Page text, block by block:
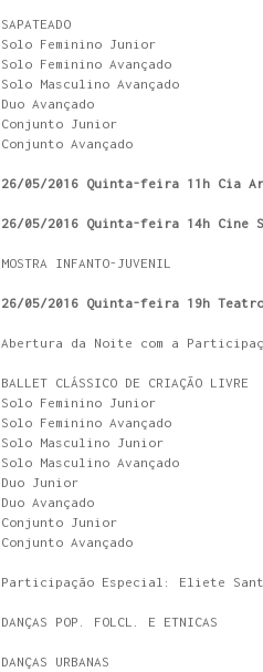
SAPATEADO
Solo Feminino Junior
Solo Feminino Avançado
Solo Masculino Avançado
Duo Avançado
Conjunto Junior
Conjunto Avançado
26/05/2016 Quinta-feira 11h Cia
26/05/2016 Quinta-feira 14h Cine
MOSTRA INFANTO-JUVENIL
26/05/2016 Quinta-feira 19h
Abertura da Noite com a
BALLET CLÁSSICO DE CRIAÇÃO LIVRE
Solo Feminino Junior
Solo Feminino Avançado
Solo Masculino Junior
Solo Masculino Avançado
Duo Junior
Duo Avançado
Conjunto Junior
Conjunto Avançado
Participação Especial: Eliete
DANÇAS POP. FOLCL. E ETNICAS
DANÇAS URBANAS